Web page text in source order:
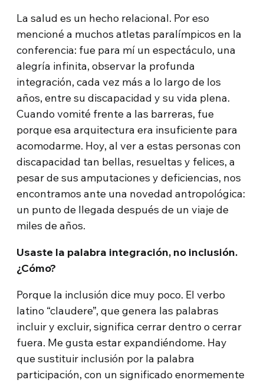
La salud es un hecho relacional. Por eso
mencioné a muchos atletas paralímpicos en la
conferencia: fue para mí un espectáculo, una
alegría infinita, observar la profunda
integración, cada vez más a lo largo de los
años, entre su discapacidad y su vida plena.
Cuando vomité frente a las barreras, fue
porque esa arquitectura era insuficiente para
acomodarme. Hoy, al ver a estas personas con
discapacidad tan bellas, resueltas y felices, a
pesar de sus amputaciones y deficiencias, nos
encontramos ante una novedad antropológica:
un punto de llegada después de un viaje de
miles de años.
Usaste la palabra integración, no inclusión.
¿Cómo?
Porque la inclusión dice muy poco. El verbo
latino “claudere”, que genera las palabras
incluir y excluir, significa cerrar dentro o cerrar
fuera. Me gusta estar expandiéndome. Hay
que sustituir inclusión por la palabra
participación, con un significado enormemente